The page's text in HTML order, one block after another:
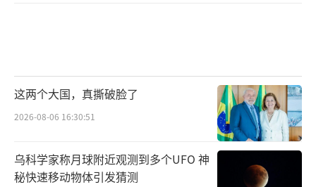
这两个大国，真撕破脸了
2026-08-06 16:30:51
乌科学家称月球附近观测到多个UFO 神
秘快速移动物体引发猜测